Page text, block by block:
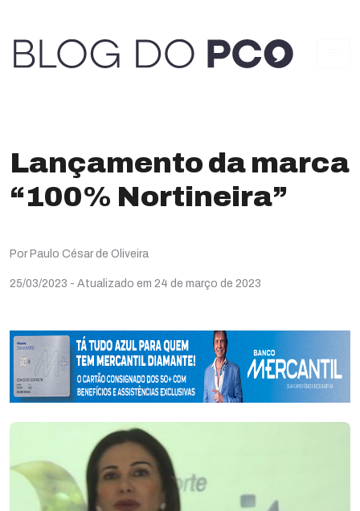
Lançamento da marca
“100% Nortineira”
Por Paulo César de Oliveira
25/03/2023 - Atualizado em 24 de março de 2023